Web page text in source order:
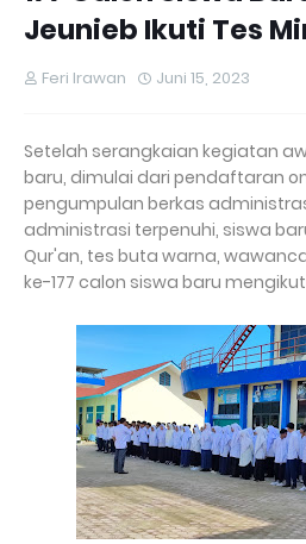
Jeunieb Ikuti Tes
Feri Irawan Juni 15, 2023
Setelah serangkaian kegiatan
baru, dimulai dari pendaftaran
pengumpulan berkas
administrasi terpenuhi, siswa
Qur'an, tes buta warna,
ke-177 calon siswa baru